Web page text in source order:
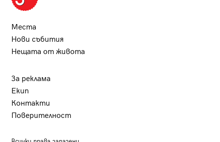
Места
Нови събития
Нещата от живота
За реклама
Екип
Контакти
Поверителност